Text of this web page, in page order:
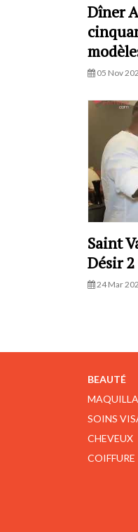
Dîner
05 Nov
Saint
Désir 2
24 Mar
BEAUTÉ
SOINS
CHEVEUX
COIFFURE